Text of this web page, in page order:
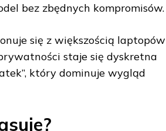
bez zbędnych kompromisów.
się z większością laptopów
staje się dyskretna
który dominuje wygląd